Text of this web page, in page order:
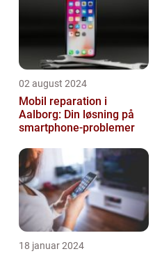
02 august 2024
Mobil reparation i
Aalborg: Din løsning på
smartphone-problemer
18 januar 2024